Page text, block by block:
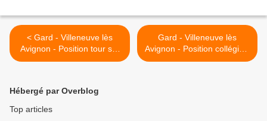
< Gard - Villeneuve lès
Avignon - Position tour sur
carte
Gard - Villeneuve lès
Avignon - Position collégiale
sur carte >
Hébergé par Overblog
Top articles